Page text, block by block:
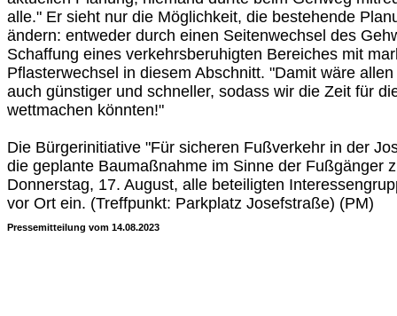
alle." Er sieht nur die Möglichkeit, die bestehende
ändern: entweder durch einen Seitenwechsel des
Schaffung eines verkehrsberuhigten Bereiches mit
Pflasterwechsel in diesem Abschnitt. "Damit wäre
auch günstiger und schneller, sodass wir die Zeit für
wettmachen könnten!"
Die Bürgerinitiative "Für sicheren Fußverkehr in der
die geplante Baumaßnahme im Sinne der Fußgänger
Donnerstag, 17. August, alle beteiligten
vor Ort ein. (Treffpunkt: Parkplatz Josefstraße) (PM)
Pressemitteilung vom 14.08.2023